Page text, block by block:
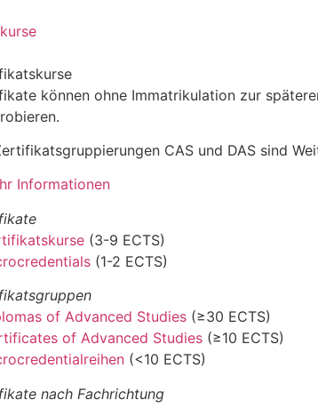
können ohne Immatrikulation zur
CAS und DAS sind
Informationen
(3-9 ECTS)
(1-2 ECTS)
of Advanced Studies (≥30 ECTS)
of Advanced Studies (≥10 ECTS)
(<10 ECTS)
nach Fachrichtung